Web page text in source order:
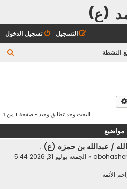
(ع)
تسجيل الدخول التسجيل
النشطة
البحث وجد تطابق وحيد • صفحة 1 من 1
مواضيع
/ عبدالله بن حمزه (ع) .
«
الجمعة يوليو 31, 2026 5:44
الأئمة